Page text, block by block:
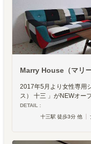
Marry House（マリ
2017年5月より女性専用
ス） 十三 」がNEWオー
DETAIL :
十三駅 徒歩3分 他